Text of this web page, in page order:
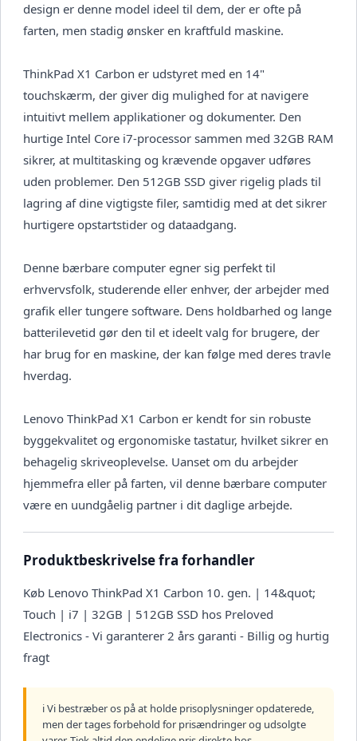
design er denne model ideel til dem, der er ofte på
farten, men stadig ønsker en kraftfuld maskine.
ThinkPad X1 Carbon er udstyret med en 14"
touchskærm, der giver dig mulighed for at navigere
intuitivt mellem applikationer og dokumenter. Den
hurtige Intel Core i7-processor sammen med 32GB RAM
sikrer, at multitasking og krævende opgaver udføres
uden problemer. Den 512GB SSD giver rigelig plads til
lagring af dine vigtigste filer, samtidig med at det sikrer
hurtigere opstartstider og dataadgang.
Denne bærbare computer egner sig perfekt til
erhvervsfolk, studerende eller enhver, der arbejder med
grafik eller tungere software. Dens holdbarhed og lange
batterilevetid gør den til et ideelt valg for brugere, der
har brug for en maskine, der kan følge med deres travle
hverdag.
Lenovo ThinkPad X1 Carbon er kendt for sin robuste
byggekvalitet og ergonomiske tastatur, hvilket sikrer en
behagelig skriveoplevelse. Uanset om du arbejder
hjemmefra eller på farten, vil denne bærbare computer
være en uundgåelig partner i dit daglige arbejde.
Produktbeskrivelse fra forhandler
Køb Lenovo ThinkPad X1 Carbon 10. gen. | 14&quot;
Touch | i7 | 32GB | 512GB SSD hos Preloved
Electronics - Vi garanterer 2 års garanti - Billig og hurtig
fragt
ℹ️ Vi bestræber os på at holde prisoplysninger opdaterede,
men der tages forbehold for prisændringer og udsolgte